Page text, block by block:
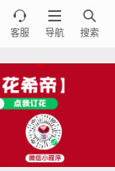

搜索

导航

客服